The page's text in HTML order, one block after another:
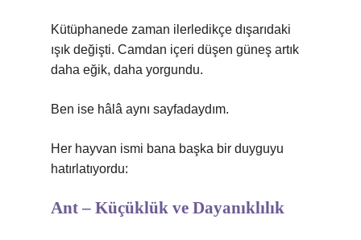
Kütüphanede zaman ilerledikçe dışarıdaki
ışık değişti. Camdan içeri düşen güneş artık
daha eğik, daha yorgundu.
Ben ise hâlâ aynı sayfadaydım.
Her hayvan ismi bana başka bir duyguyu
hatırlatıyordu:
Ant – Küçüklük ve Dayanıklılık